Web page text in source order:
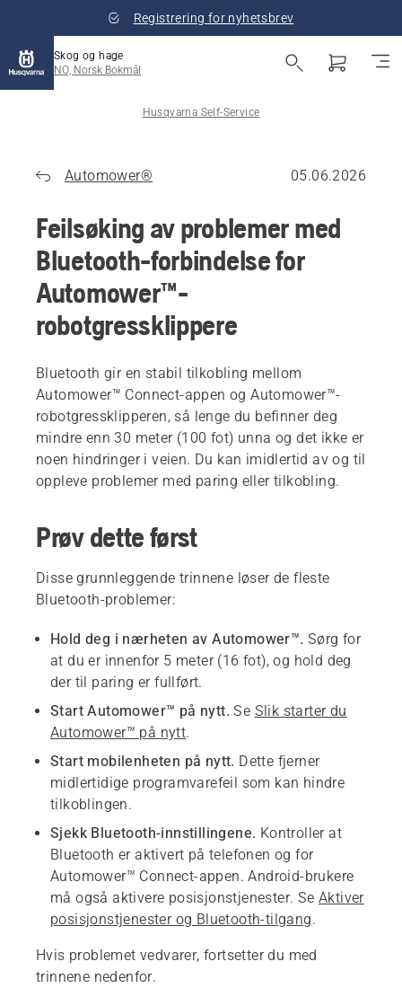
Registrering for nyhetsbrev
Skog og hage
NO, Norsk Bokmål
Husqvarna Self-Service
Automower® 05.06.2026
Feilsøking av problemer med
Bluetooth-forbindelse for
Automower™-
robotgressklippere
Bluetooth gir en stabil tilkobling mellom
Automower™ Connect-appen og Automower™-
robotgressklipperen, så lenge du befinner deg
mindre enn 30 meter (100 fot) unna og det ikke er
noen hindringer i veien. Du kan imidlertid av og til
oppleve problemer med paring eller tilkobling.
Prøv dette først
Disse grunnleggende trinnene løser de fleste
Bluetooth-problemer:
Hold deg i nærheten av Automower™. Sørg for
at du er innenfor 5 meter (16 fot), og hold deg
der til paring er fullført.
Start Automower™ på nytt. Se Slik starter du
Automower™ på nytt.
Start mobilenheten på nytt. Dette fjerner
midlertidige programvarefeil som kan hindre
tilkoblingen.
Sjekk Bluetooth-innstillingene. Kontroller at
Bluetooth er aktivert på telefonen og for
Automower™ Connect-appen. Android-brukere
må også aktivere posisjonstjenester. Se Aktiver
posisjonstjenester og Bluetooth-tilgang.
Hvis problemet vedvarer, fortsetter du med
trinnene nedenfor.